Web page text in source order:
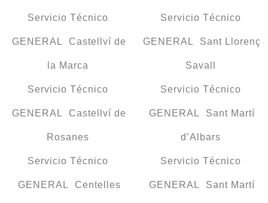
Servicio Técnico
GENERAL Castellví de
la Marca
Servicio Técnico
GENERAL Castellví de
Rosanes
Servicio Técnico
GENERAL Centelles
Servicio Técnico
GENERAL Sant Llorenç
Savall
Servicio Técnico
GENERAL Sant Martí
d’Albars
Servicio Técnico
GENERAL Sant Martí